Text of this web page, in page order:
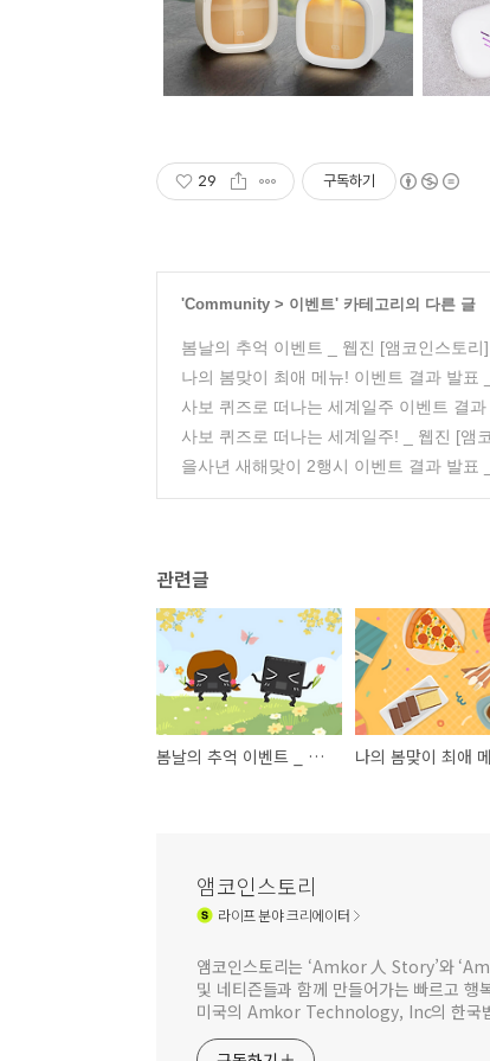
29 구독하기
'Community > 이벤트' 카테고리의 다른 글
봄날의 추억 이벤트 _ 웹진 [앰코인스토리]
나의 봄맞이 최애 메뉴! 이벤트 결과 발표
사보 퀴즈로 떠나는 세계일주 이벤트 결
사보 퀴즈로 떠나는 세계일주! _ 웹진 [앰
을사년 새해맞이 2행시 이벤트 결과 발표
관련글
봄날의 추억 이벤트 _ 웹진 [앰코인스토리]
앰코인스토리
라이프분야 크리에이터
앰코인스토리는 ‘Amkor 人 Story’와
및 네티즌들과 함께 만들어가는 빠르고 행
미국의 Amkor Technology, Inc의 한국